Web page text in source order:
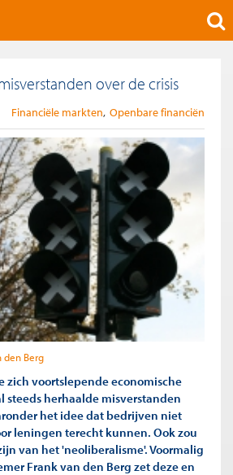
over de crisis
Financiële markten Openbare financiën
den Berg
zich voortslepende economische
steeds herhaalde misverstanden
het idee dat bedrijven niet
leningen terecht kunnen. Ook zou
van het 'neoliberalisme'. Voormalig
Frank van den Berg zet deze en